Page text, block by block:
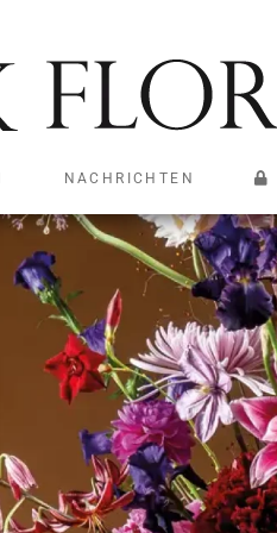
NACHRICHTEN